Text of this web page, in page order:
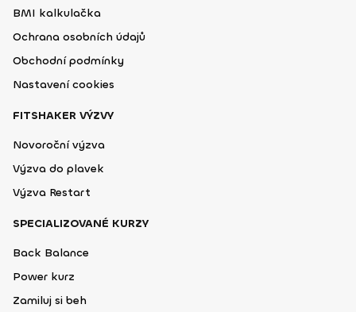
BMI kalkulačka
Ochrana osobních údajů
Obchodní podmínky
Nastavení cookies
FITSHAKER VÝZVY
Novoroční výzva
Výzva do plavek
Výzva Restart
SPECIALIZOVANÉ KURZY
Back Balance
Power kurz
Zamiluj si beh